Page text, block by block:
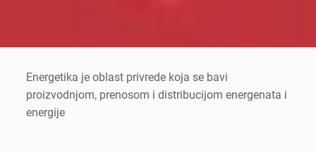
Energetika je oblast privrede koja se bavi
proizvodnjom, prenosom i distribucijom energenata i
energije